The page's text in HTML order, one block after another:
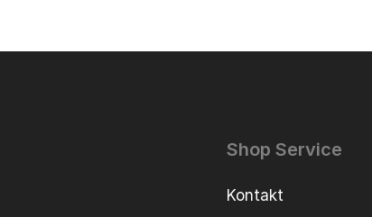
Shop Service
Kontakt